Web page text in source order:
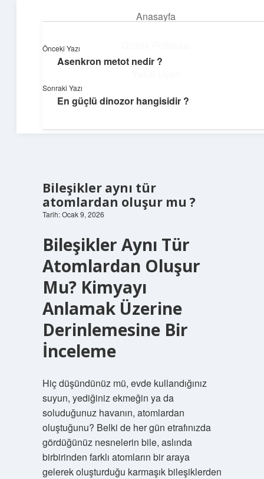
Anasayfa
Hakkımızda
Dijital dünyada huzurlu bir yolculuk!
Bileşikler aynı tür
atomlardan oluşur mu ?
Tarih: Ocak 9, 2026
Bileşikler Aynı Tür
Atomlardan Oluşur
Mu? Kimyayı
Anlamak Üzerine
Derinlemesine Bir
İnceleme
Hiç düşündünüz mü, evde kullandığınız
suyun, yediğiniz ekmeğin ya da
soluduğunuz havanın, atomlardan
oluştuğunu? Belki de her gün etrafınızda
gördüğünüz nesnelerin bile, aslında
birbirinden farklı atomların bir araya
gelerek oluşturduğu karmaşık bileşiklerden
Önceki Yazı
Asenkron metot nedir ?
Sonraki Yazı
En güçlü dinozor hangisidir ?